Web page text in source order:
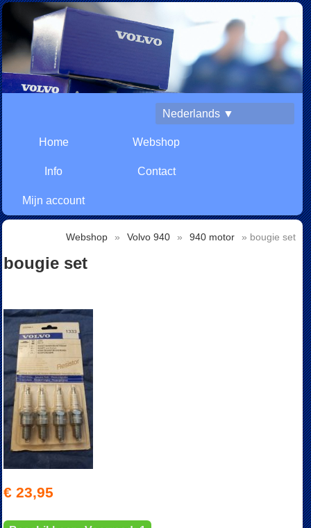
Nederlands ▼
Home Webshop
Info Contact
Mijn account
Webshop » Volvo 940 » 940 motor » bougie set
bougie set
€ 23,95